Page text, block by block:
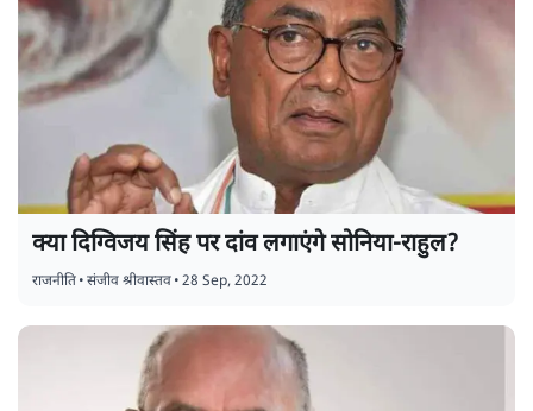
क्या दिग्विजय सिंह पर दांव लगाएंगे सोनिया-राहुल?
राजनीति•संजीव श्रीवास्तव•28 Sep, 2022